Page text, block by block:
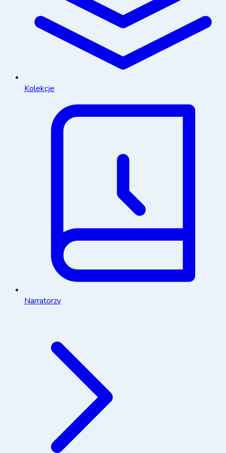
Kolekcje
Narratorzy